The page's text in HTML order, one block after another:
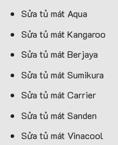
Sửa tủ mát Aqua
Sửa tủ mát Kangaroo
Sửa tủ mát Berjaya
Sửa tủ mát Sumikura
Sửa tủ mát Carrier
Sửa tủ mát Sanden
Sửa tủ mát Vinacool